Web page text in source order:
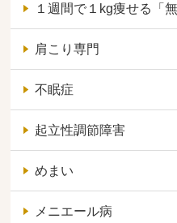
１週間で１kg痩せる「
肩こり専門
不眠症
起立性調節障害
めまい
メニエール病